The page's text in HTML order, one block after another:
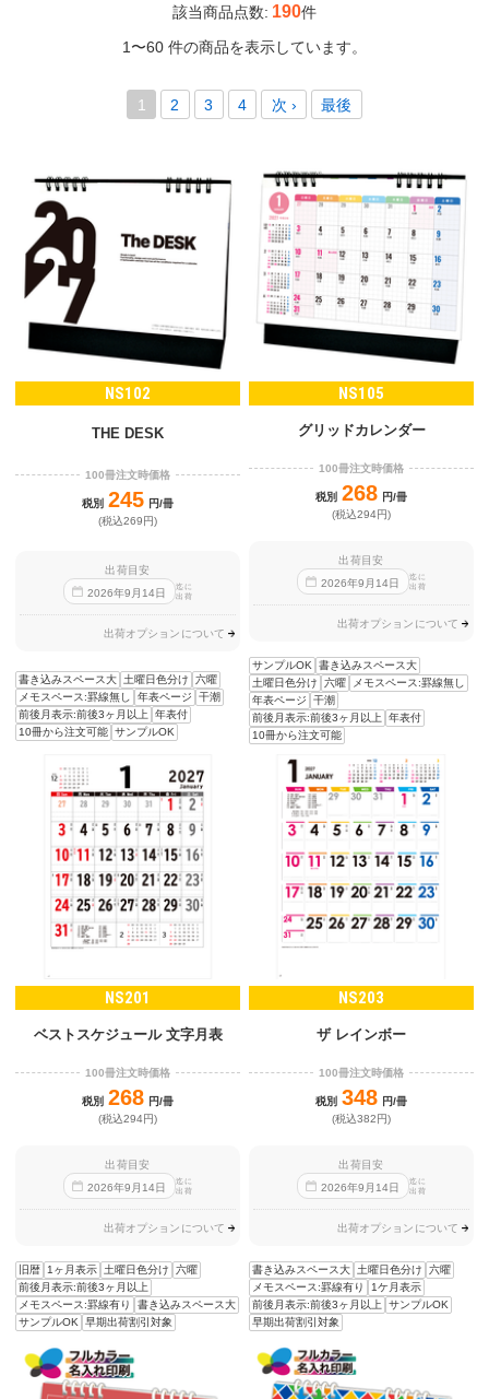
該当商品点数: 190件
1〜60 件の商品を表示しています。
1 2 3 4 次 › 最後
NS102
THE DESK
100冊注文時価格
税別 245 円/冊
(税込269円)
出荷目安
2026年9 月14日
迄に
出荷
出荷オプションについて
書き込みスペース大 土曜日色分け
六曜
メモスペース:罫線無し
年表ページ
干潮
前後月表示:前後3ヶ月以上
年表付
10冊から注文可能 サンプルOK
NS105
グリッドカレンダー
100冊注文時価格
税別 268 円/冊
(税込294円)
出荷目安
2026年9 月 14日
迄に
出荷
出荷オプションについて
サンプルOK
書き込みスペース大
土曜日色分け
六曜
メモスペース:罫線無し
年表ページ
干潮
前後月表示:前後3ヶ月以上
年表付
10冊から注文可能
NS201
ベストスケジュール 文字月表
100冊注文時価格
税別 268 円/冊
(税込294円)
出荷目安
2026年9 月 14日
迄に
出荷
出荷オプションについて
旧暦 1ヶ月表示 土曜日色分け
六曜
前後月表示:前後3ヶ月以上
メモスペース:罫線有り
書き込みスペース大
サンプルOK
早期出荷割引対象
NS203
ザ レインボー
100冊注文時価格
税別 348 円/冊
(税込382円)
出荷目安
2026年9 月 14日
迄に
出荷
出荷オプションについて
書き込みスペース大 土曜日色分け
六曜
メモスペース:罫線有り
1ケ月表示
前後月表示:前後3ヶ月以上
サンプルOK
早期出荷割引対象